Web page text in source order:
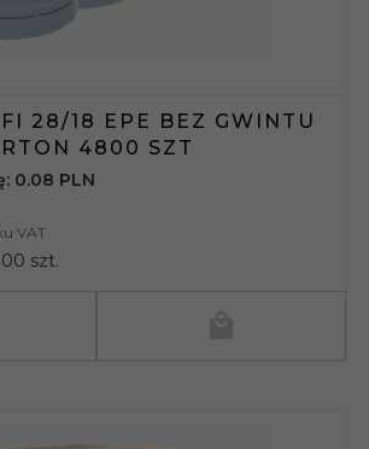
28/18 EPE BEZ GWINTU
4800 SZT
VAT
szt.
0.08 PLN